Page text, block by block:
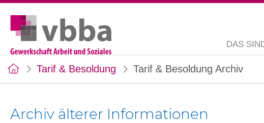
DAS
Tarif & Besoldung Tarif & Besoldung Archiv
Archiv älterer Informationen